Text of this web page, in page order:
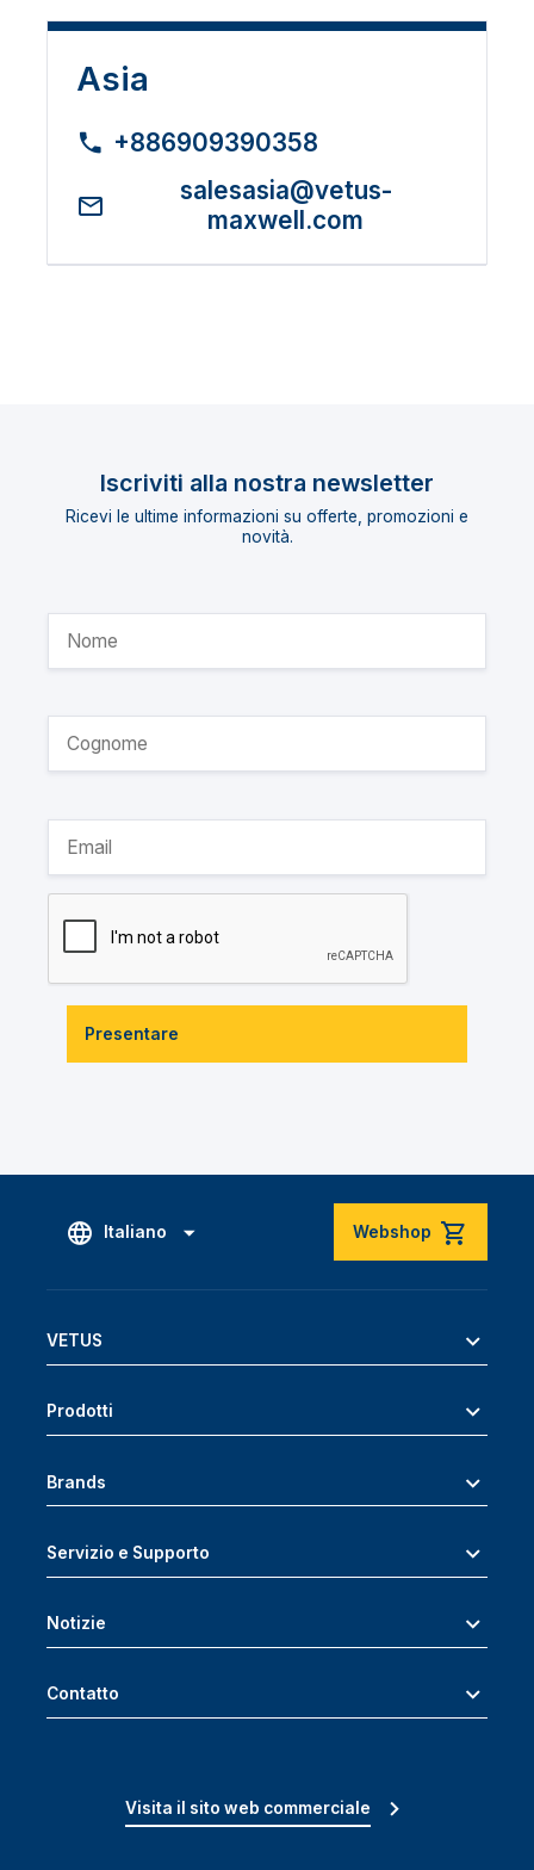
Asia
+886909390358
salesasia@vetus-
maxwell.com
Iscriviti alla nostra newsletter
Ricevi le ultime informazioni su offerte, promozioni e
novità.
Presentare
Italiano Webshop
VETUS
Prodotti
Brands
Servizio e Supporto
Notizie
Contatto
Visita il sito web commerciale